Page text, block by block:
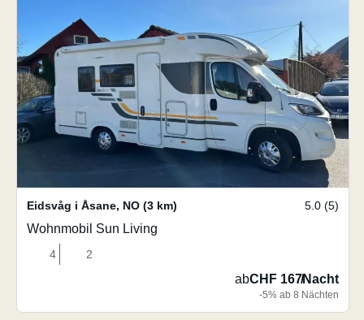
Eidsvåg i Åsane, NO (3 km) 5.0 (5)
Wohnmobil Sun Living
4 2
abCHF 167/Nacht
-5% ab 8 Nächten